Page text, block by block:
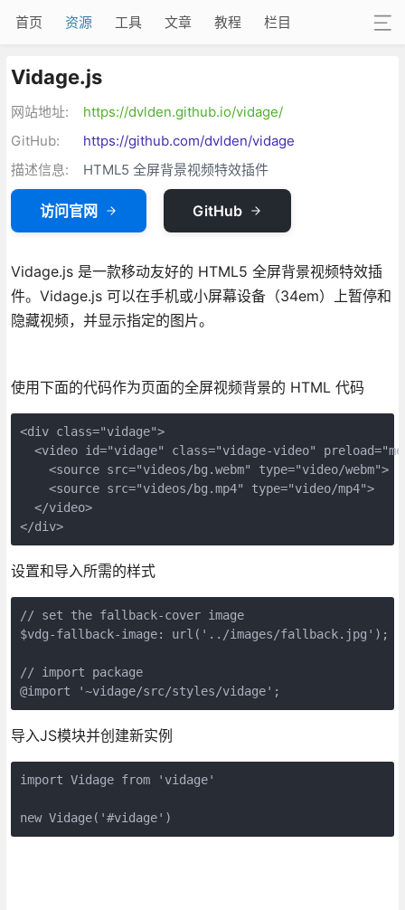
首页 资源 工具 文章 教程 栏目
Vidage.js
网站地址:
https://dvlden.github.io/vidage/
GitHub:
https://github.com/dvlden/vidage
描述信息:
HTML5 全屏背景视频特效插件
访问官网 GitHub
Vidage.js 是一款移动友好的 HTML5 全屏背景视频特效插
件。Vidage.js 可以在手机或小屏幕设备（34em）上暂停和
隐藏视频，并显示指定的图片。
使用下面的代码作为页面的全屏视频背景的 HTML 代码
<div class="vidage">
<video id="vidage" class="vidage-video"
    <source src="videos/bg.webm" type="video/webm">
    <source src="videos/bg.mp4" type="video/mp4">
  </video>
</div>
设置和导入所需的样式
// set the fallback-cover image
$vdg-fallback-image: url('../images/fallback.jpg');
// import package
@import '~vidage/src/styles/vidage';
导入JS模块并创建新实例
import Vidage from 'vidage'
new Vidage('#vidage')